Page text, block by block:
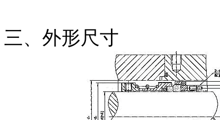
三、外形尺寸